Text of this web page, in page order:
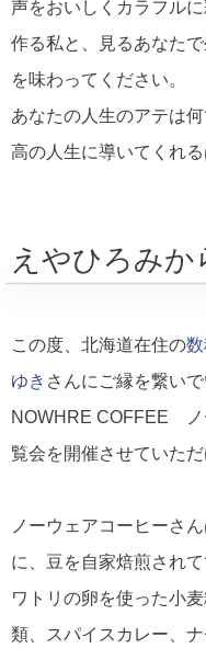
声をおいしくカラフルに
作る私と、見るあなた
を味わってください。
あなたの人生のアテは
高の人生に導いてくれる
えやひろみ
この度、北海道在住の
ゆき さんにご縁を繋い
NOWHRE COFFEE ノ
覧会を開催させていた
ノーウェアコーヒーさ
に、豆を自家焙煎され
ワトリの卵を使った小
類、スパイスカレー、